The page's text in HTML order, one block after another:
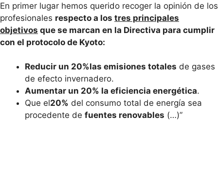
En primer lugar hemos querido recoger la opinión de los
profesionales respecto a los tres principales
objetivos que se marcan en la Directiva para cumplir
con el protocolo de Kyoto:
Reducir un 20%las emisiones totales de gases
de efecto invernadero.
Aumentar un 20% la eficiencia energética.
Que el20% del consumo total de energía sea
procedente de fuentes renovables (…)”